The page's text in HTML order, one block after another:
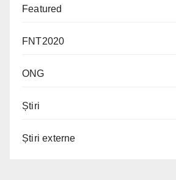
Featured
FNT2020
ONG
Știri
Știri externe